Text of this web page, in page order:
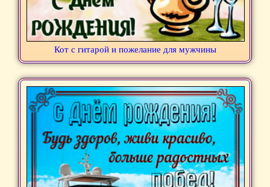
Кот с гитарой и пожелание для мужчины